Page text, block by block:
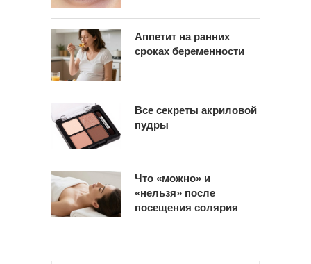
Аппетит на ранних
сроках беременности
Все секреты акриловой
пудры
Что «можно» и
«нельзя» после
посещения солярия